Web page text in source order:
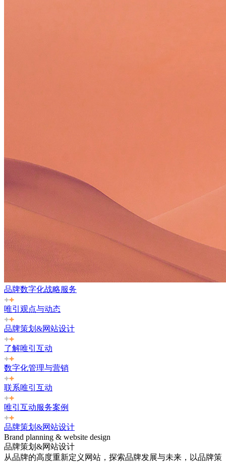
品牌数字化战略服务
唯引观点与动态
品牌策划&网站设计
了解唯引互动
数字化管理与营销
联系唯引互动
唯引互动服务案例
品牌策划&网站设计
Brand planning & website design
品牌策划&网站设计
从品牌的高度重新定义网站，探索品牌发展与未来，以品牌策